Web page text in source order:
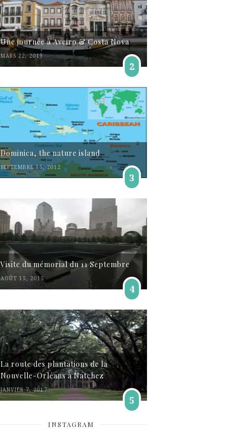
Une journée à Aveiro & Costa Nova
MARS 22, 2019
2
Dominica, the nature island
SEPTEMBRE 15, 2012
3
Visite du mémorial du 11 Septembre
AOÛT 15, 2015
4
La route des plantations de la
Nouvelle-Orléans à Natchez
JANVIER 7, 2017
5
INSTAGRAM